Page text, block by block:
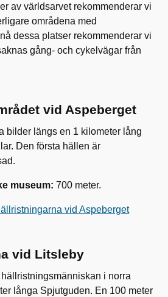
av världsarvet rekommenderar vi
områdena med
dessa platser rekommenderar vi
gång- och cykelvägar från
vid Aspeberget
bilder längs en 1 kilometer lång
Den första hällen är
museum: 700 meter.
vid Aspeberget
vid Litsleby
i norra
långa Spjutguden. En 100 meter